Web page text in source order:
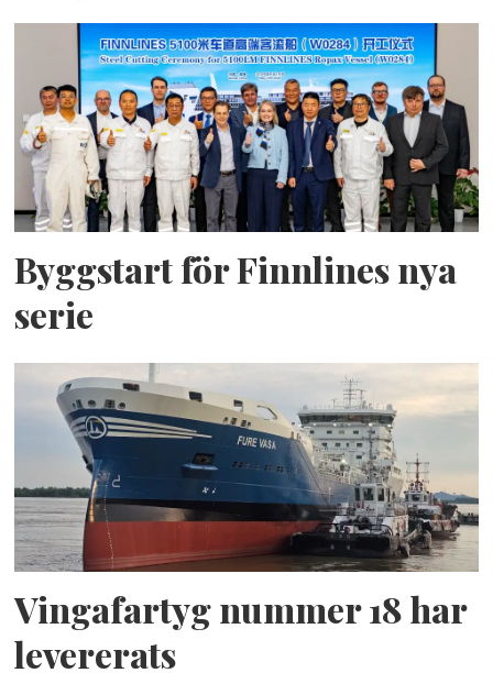
Byggstart för Finnlines nya
serie
Vingafartyg nummer 18 har
levererats